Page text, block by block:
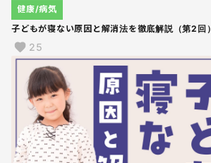
子どもが寝ない原因と解消法を徹底解説（第2回）
健康/病気
25